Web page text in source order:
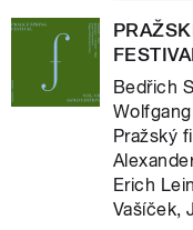
Bedřich
Pražský
Erich
Vašíček,